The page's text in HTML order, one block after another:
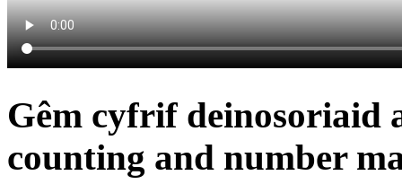
Gêm cyfrif deinosoriaid
counting and number